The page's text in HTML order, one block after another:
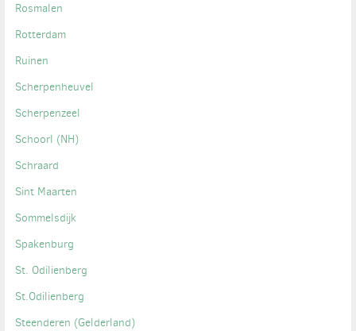
Rosmalen
Rotterdam
Ruinen
Scherpenheuvel
Scherpenzeel
Schoorl (NH)
Schraard
Sint Maarten
Sommelsdijk
Spakenburg
St. Odilienberg
St.Odilienberg
Steenderen (Gelderland)